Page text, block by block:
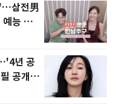
삼전男
능 화
년 공
공개